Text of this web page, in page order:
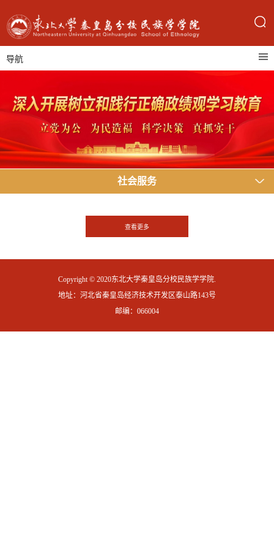
导航
社会服务
查看更多
Copyright © 2020东北大学秦皇岛分校民族学学院.
地址：河北省秦皇岛经济技术开发区泰山路143号
邮编：066004